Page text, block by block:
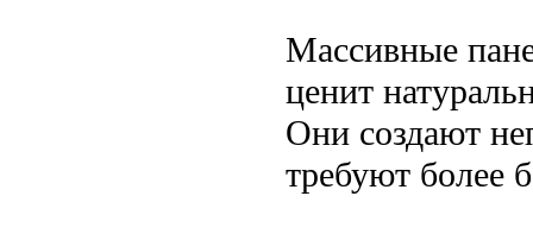
Массивные
ценит
Они создают
требуют более